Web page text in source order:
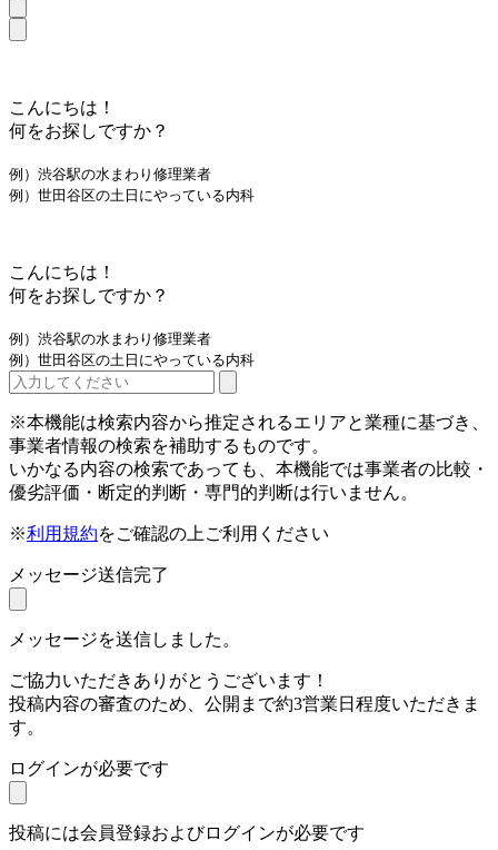
こんにちは！
何をお探しですか？
例）渋谷駅の水まわり修理業者
例）世田谷区の土日にやっている内科
こんにちは！
何をお探しですか？
例）渋谷駅の水まわり修理業者
例）世田谷区の土日にやっている内科
※本機能は検索内容から推定されるエリアと業種に基づき、
事業者情報の検索を補助するものです。
いかなる内容の検索であっても、本機能では事業者の比較・
優劣評価・断定的判断・専門的判断は行いません。
※利用規約をご確認の上ご利用ください
メッセージ送信完了
メッセージを送信しました。
ご協力いただきありがとうございます！
投稿内容の審査のため、公開まで約3営業日程度いただきま
す。
ログインが必要です
投稿には会員登録およびログインが必要です